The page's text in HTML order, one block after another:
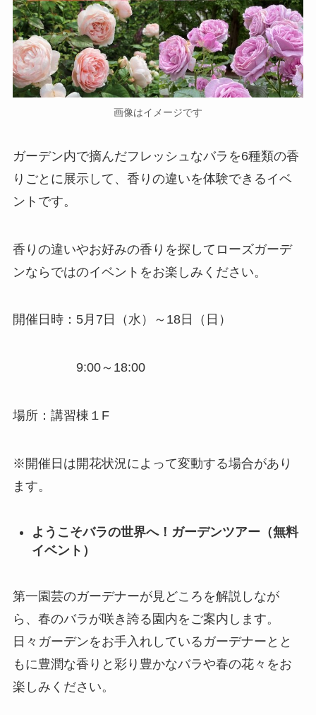
画像はイメージです
ガーデン内で摘んだフレッシュなバラを6種類の香
りごとに展示して、香りの違いを体験できるイベ
ントです。
香りの違いやお好みの香りを探してローズガーデ
ンならではのイベントをお楽しみください。
開催日時：5月7日（水）～18日（日）
9:00～18:00
場所：講習棟１F
※開催日は開花状況によって変動する場合があり
ます。
ようこそバラの世界へ！ガーデンツアー（無料
イベント）
第一園芸のガーデナーが見どころを解説しなが
ら、春のバラが咲き誇る園内をご案内します。
日々ガーデンをお手入れしているガーデナーとと
もに豊潤な香りと彩り豊かなバラや春の花々をお
楽しみください。